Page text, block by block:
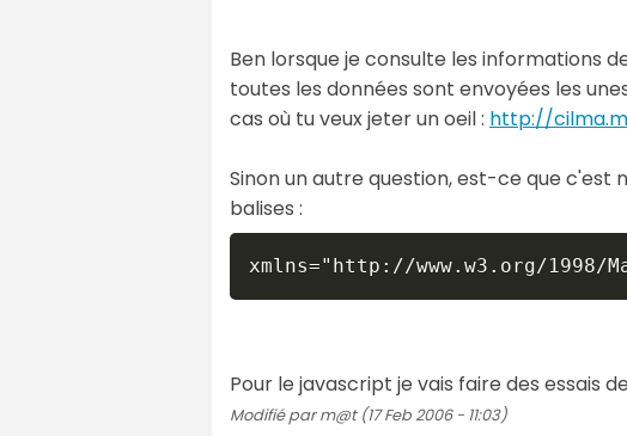
Ben lorsque je consulte les informations
toutes les données sont envoyées les
cas où tu veux jeter un oeil : http://
Sinon un autre question, est-ce que
balises :
xmlns="http://www.w3.org/1998/
Pour le javascript je vais faire des essais
Modifié par m@t (17 Feb 2006 - 11:03)